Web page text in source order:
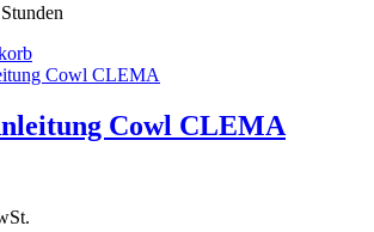
Cowl CLEMA